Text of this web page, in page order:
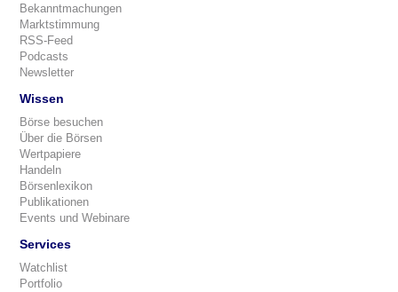
Bekanntmachungen
Marktstimmung
RSS-Feed
Podcasts
Newsletter
Wissen
Börse besuchen
Über die Börsen
Wertpapiere
Handeln
Börsenlexikon
Publikationen
Events und Webinare
Services
Watchlist
Portfolio